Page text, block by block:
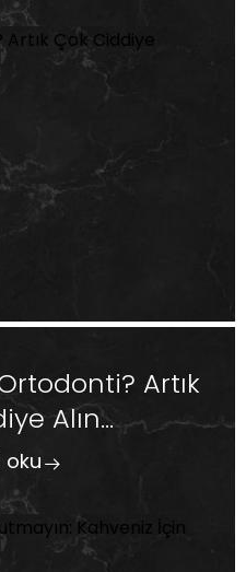
Artık
Alın...
oku